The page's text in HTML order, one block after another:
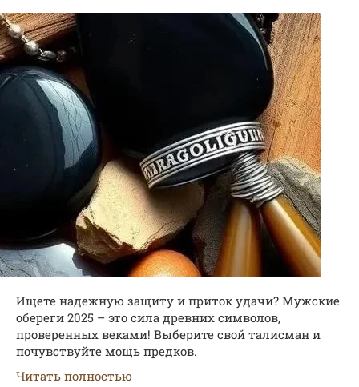
Ищете надежную защиту и приток удачи? Мужские
обереги 2025 – это сила древних символов,
проверенных веками! Выберите свой талисман и
почувствуйте мощь предков.
Читать полностью